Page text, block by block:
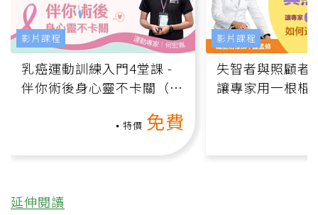
乳癌運動訓練入門4堂課 -
伴你術後身心靈不卡關（線
特價 免費
影片課程
失智者與照顧者
讓專家用一根棍
影片課程
延伸閱讀